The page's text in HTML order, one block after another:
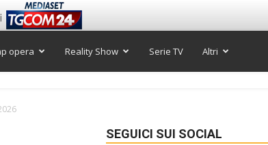
opera Reality Show Serie TV Altri
SEGUICI SUI SOCIAL